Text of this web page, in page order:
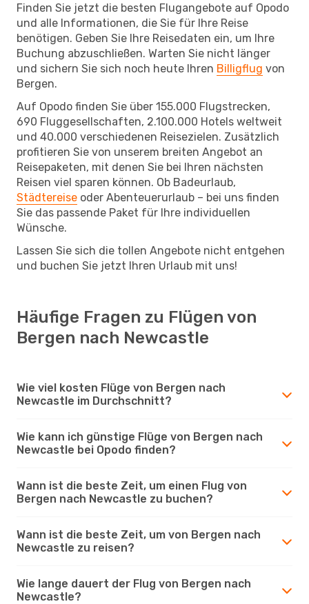
Finden Sie jetzt die besten Flugangebote auf Opodo
und alle Informationen, die Sie für Ihre Reise
benötigen. Geben Sie Ihre Reisedaten ein, um Ihre
Buchung abzuschließen. Warten Sie nicht länger
und sichern Sie sich noch heute Ihren Billigflug von
Bergen.
Auf Opodo finden Sie über 155.000 Flugstrecken,
690 Fluggesellschaften, 2.100.000 Hotels weltweit
und 40.000 verschiedenen Reisezielen. Zusätzlich
profitieren Sie von unserem breiten Angebot an
Reisepaketen, mit denen Sie bei Ihren nächsten
Reisen viel sparen können. Ob Badeurlaub,
Städtereise oder Abenteuerurlaub – bei uns finden
Sie das passende Paket für Ihre individuellen
Wünsche.
Lassen Sie sich die tollen Angebote nicht entgehen
und buchen Sie jetzt Ihren Urlaub mit uns!
Häufige Fragen zu Flügen von
Bergen nach Newcastle
Wie viel kosten Flüge von Bergen nach
Newcastle im Durchschnitt?
Wie kann ich günstige Flüge von Bergen nach
Newcastle bei Opodo finden?
Wann ist die beste Zeit, um einen Flug von
Bergen nach Newcastle zu buchen?
Wann ist die beste Zeit, um von Bergen nach
Newcastle zu reisen?
Wie lange dauert der Flug von Bergen nach
Newcastle?